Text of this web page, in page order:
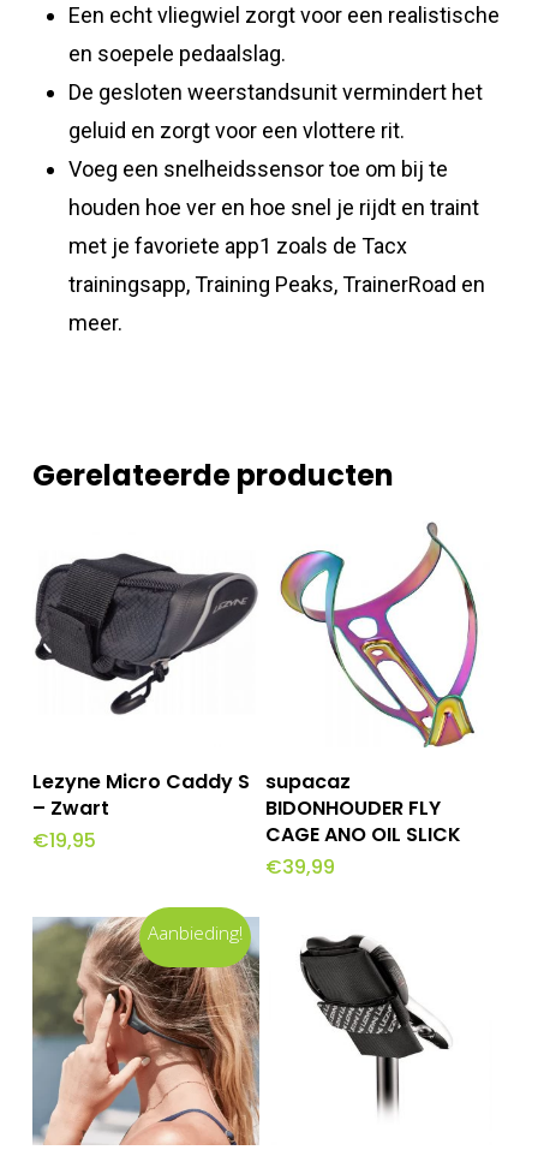
Een echt vliegwiel zorgt voor een realistische
en soepele pedaalslag.
De gesloten weerstandsunit vermindert het
geluid en zorgt voor een vlottere rit.
Voeg een snelheidssensor toe om bij te
houden hoe ver en hoe snel je rijdt en traint
met je favoriete app1 zoals de Tacx
trainingsapp, Training Peaks, TrainerRoad en
meer.
Gerelateerde producten
Toevoegen Aan
Winkelwagen
Lezyne Micro Caddy S
– Zwart
€19,95
Toevoegen Aan
Winkelwagen
supacaz
BIDONHOUDER FLY
CAGE ANO OIL SLICK
€39,99
Aanbieding!